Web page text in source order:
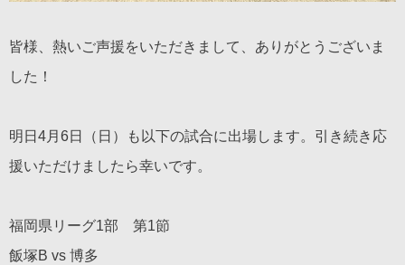
皆様、熱いご声援をいただきまして、ありがとうございま
した！
明日4月6日（日）も以下の試合に出場します。引き続き応
援いただけましたら幸いです。
福岡県リーグ1部 第1節
飯塚B vs 博多